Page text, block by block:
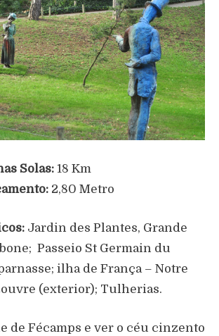
Solas: 18 Km
2,80 Metro
Jardin des Plantes, Grande
Passeio St Germain du
ilha de França – Notre
(exterior); Tulherias.
de Fécamps e ver o céu cinzento